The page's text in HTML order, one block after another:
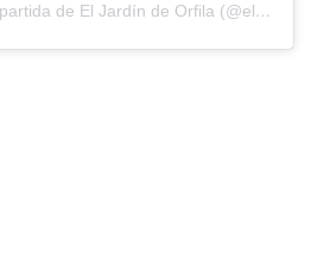
Una publicación compartida de El Jardín de Orfila (@eljardindeorfila)